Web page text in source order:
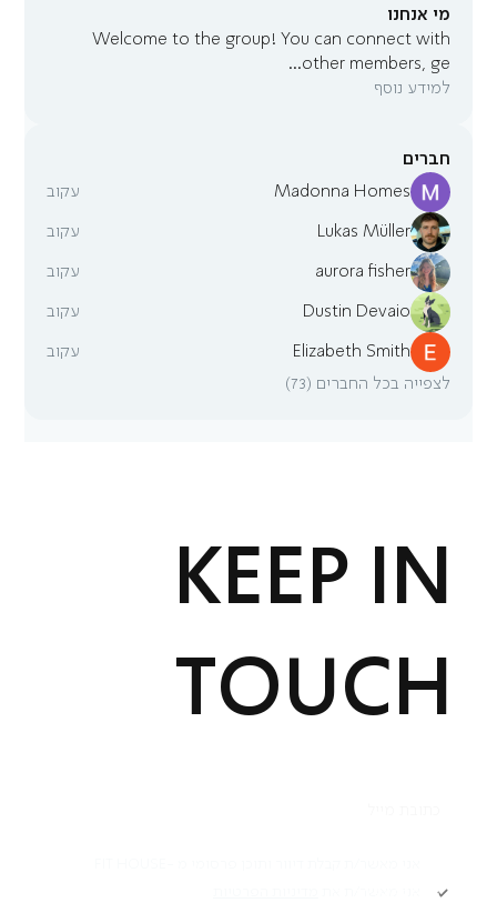
מי אנחנו
Welcome to the group! You can connect with
other members, ge
...
למידע נוסף
חברים
Madonna Homes
עקוב
Lukas Müller עקוב
aurora fisher עקוב
Dustin Devaio עקוב
Elizabeth Smith
עקוב
לצפייה בכל החברים (73)
KEEP IN
TOUCH
Academy תקנון